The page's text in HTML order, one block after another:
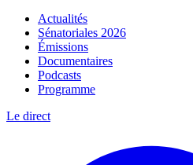
Actualités
Sénatoriales 2026
Émissions
Documentaires
Podcasts
Programme
Le direct